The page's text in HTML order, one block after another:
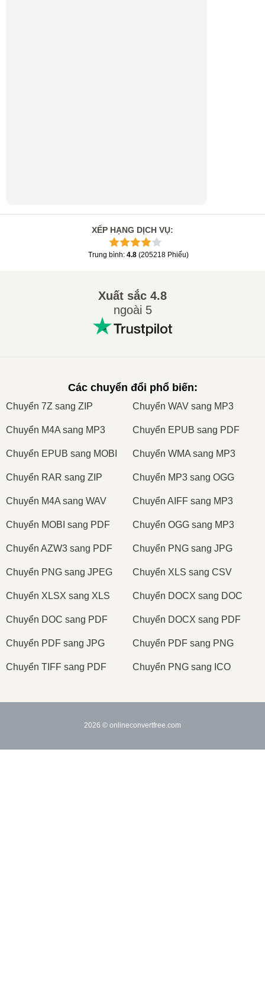
XẾP HẠNG DỊCH VỤ:
Trung bình: 4.8 (205218 Phiếu)
Xuất sắc 4.8
ngoài 5
Các chuyển đổi phổ biến:
Сhuyển 7Z sang ZIP Сhuyển WAV sang MP3
Сhuyển M4A sang MP3 Сhuyển EPUB sang PDF
Сhuyển EPUB sang MOBI Сhuyển WMA sang MP3
Сhuyển RAR sang ZIP Сhuyển MP3 sang OGG
Сhuyển M4A sang WAV Сhuyển AIFF sang MP3
Сhuyển MOBI sang PDF Сhuyển OGG sang MP3
Сhuyển AZW3 sang PDF Сhuyển PNG sang JPG
Сhuyển PNG sang JPEG Сhuyển XLS sang CSV
Сhuyển XLSX sang XLS Сhuyển DOCX sang DOC
Сhuyển DOC sang PDF Сhuyển DOCX sang PDF
Сhuyển PDF sang JPG Сhuyển PDF sang PNG
Сhuyển TIFF sang PDF Сhuyển PNG sang ICO
2026 © onlineconvertfree.com